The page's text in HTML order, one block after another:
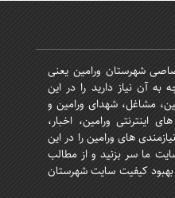
شهرستان ورامین یعنی
به آن نیاز دارید را در این
مشاغل، شهدای ورامین و
اینترنتی ورامین، اخبار،
های ورامین را در این
ما سر بزنید و از مطالب
بهبود کیفیت سایت شهرستان